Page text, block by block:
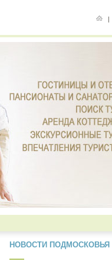
|
НОВОСТИ ПОДМОСКОВЬЯ